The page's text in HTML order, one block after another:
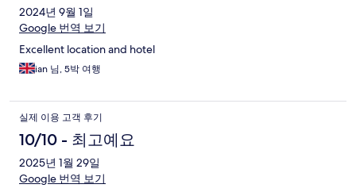
2024년 9월 1일
Google 번역 보기
Excellent location and hotel
ian 님, 5박 여행
실제 이용 고객 후기
10/10 - 최고예요
2025년 1월 29일
Google 번역 보기